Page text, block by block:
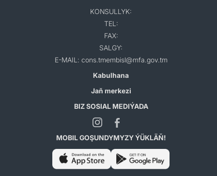
KONSULLYK:
TEL:
FAX:
SALGY:
E-MAIL: cons.tmembisl@mfa.gov.tm
Kabulhana
Jaň merkezi
BIZ SOSIAL MEDIÝADA
MOBIL GOŞUNDYMYZY ÝÜKLÄŇ!